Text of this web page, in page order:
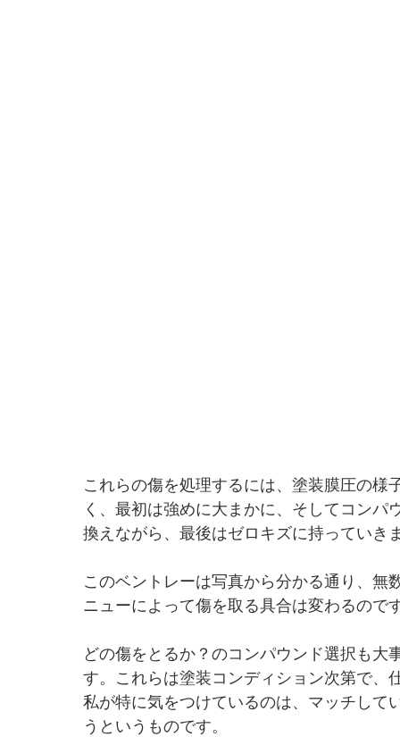
これらの傷を処理するには、塗装膜圧の
く、最初は強めに大まかに、そしてコン
換えながら、最後はゼロキズに持っていき
このベントレーは写真から分かる通り、
ニューによって傷を取る具合は変わるので
どの傷をとるか？のコンパウンド選択も
す。これらは塗装コンディション次第で、
私が特に気をつけているのは、マッチして
うというものです。